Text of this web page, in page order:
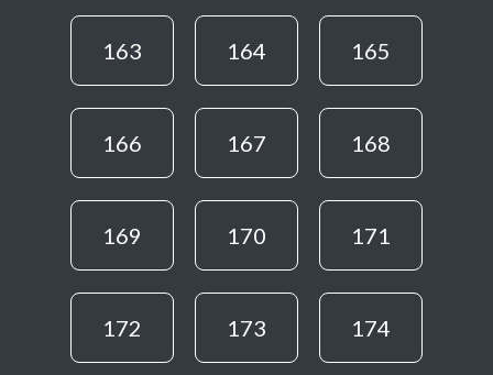
163 164 165
166 167 168
169 170 171
172 173 174